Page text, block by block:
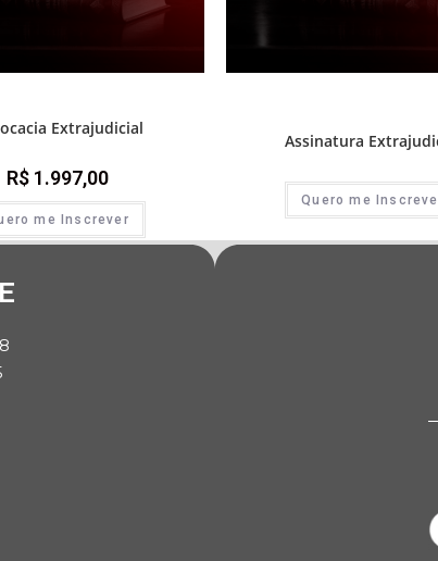
Extrajudicial
R$ 1.997,00
me Inscrever
Assinatura
Quero me